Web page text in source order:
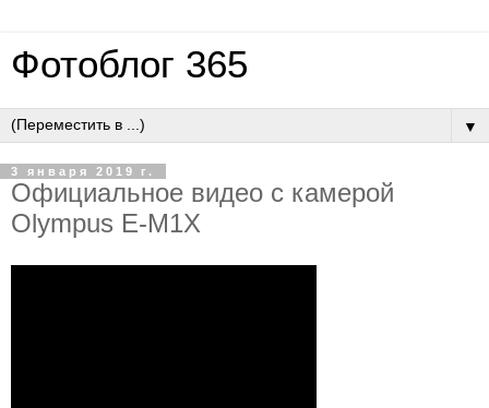
Фотоблог 365
▼
3 января 2019 г.
Официальное видео с камерой
Olympus E-M1X